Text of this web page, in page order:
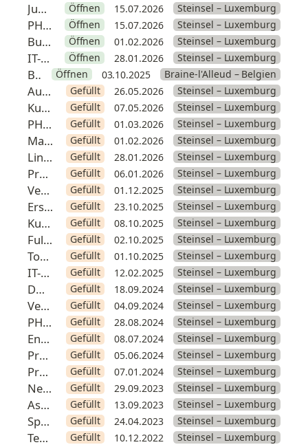
Junior-Full-Stack-Entwickler (PHP/JS) Öffnen 15.07.2026 Steinsel – Luxemburg
PHP-Entwickler für Backend-PBX [vor Ort in Luxemburg] Öffnen 15.07.2026 Steinsel – Luxemburg
Business – Öffentlicher Sektor Öffnen 01.02.2026 Steinsel – Luxemburg
IT-Berater / System- und Netzwerkingenieur Öffnen 28.01.2026 Steinsel – Luxemburg
Business – Flämischer Markt Öffnen 03.10.2025 Braine-l'Alleud – Belgien
Autor von Marketinginhalten Gefüllt 26.05.2026 Steinsel – Luxemburg
Kundenbetreuer Gefüllt 07.05.2026 Steinsel – Luxemburg
PHP-Backend-Entwickler mit Schwerpunkt Linux Gefüllt 01.03.2026 Steinsel – Luxemburg
Manager für internationale Markteinführung (Voxbi) Gefüllt 01.02.2026 Steinsel – Luxemburg
Linux-Systemadministrator Gefüllt 28.01.2026 Steinsel – Luxemburg
Projektkoordinator für Kundenerfolg Gefüllt 06.01.2026 Steinsel – Luxemburg
Verwaltungs- und Compliance-Beauftragter Gefüllt 01.12.2025 Steinsel – Luxemburg
Ersteller von Videoinhalten und Kundenerfolg Gefüllt 23.10.2025 Steinsel – Luxemburg
Kundenbetreuer Gefüllt 08.10.2025 Steinsel – Luxemburg
Full-Stack-Entwickler (PHP/JS) Gefüllt 02.10.2025 Steinsel – Luxemburg
Tontechniker Gefüllt 01.10.2025 Steinsel – Luxemburg
IT-Sicherheitsingenieur Gefüllt 12.02.2025 Steinsel – Luxemburg
DORA-Compliance-Experte Gefüllt 18.09.2024 Steinsel – Luxemburg
Vertriebsmitarbeiter (Junior) Gefüllt 04.09.2024 Steinsel – Luxemburg
PHP-Entwickler (Einstiegsposition) Gefüllt 28.08.2024 Steinsel – Luxemburg
Entwickler mit Interesse an KI Gefüllt 08.07.2024 Steinsel – Luxemburg
Produktmanager Gefüllt 05.06.2024 Steinsel – Luxemburg
Praktikum :Außendiensttechniker, Entwickler,
Gefüllt 07.01.2024 Steinsel – Luxemburg
Netzwerkingenieur Gefüllt 29.09.2023 Steinsel – Luxemburg
Assistent des Vorstandsvorsitzenden Gefüllt 13.09.2023 Steinsel – Luxemburg
Spezialist für Wissensdatenbanken Gefüllt 24.04.2023 Steinsel – Luxemburg
Teamleiter und Linux-Systemadministrator Gefüllt 10.12.2022 Steinsel – Luxemburg